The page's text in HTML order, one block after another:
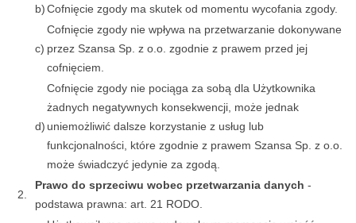
b)Cofnięcie zgody ma skutek od momentu wycofania zgody.
c)
Cofnięcie zgody nie wpływa na przetwarzanie dokonywane
przez Szansa Sp. z o.o. zgodnie z prawem przed jej
cofnięciem.
d)
Cofnięcie zgody nie pociąga za sobą dla Użytkownika
żadnych negatywnych konsekwencji, może jednak
uniemożliwić dalsze korzystanie z usług lub
funkcjonalności, które zgodnie z prawem Szansa Sp. z o.o.
może świadczyć jedynie za zgodą.
2.
Prawo do sprzeciwu wobec przetwarzania danych -
podstawa prawna: art. 21 RODO.